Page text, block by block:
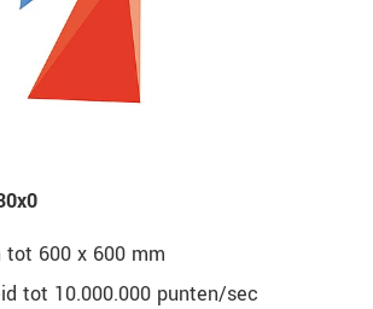
tot 600 x 600 mm
tot 10.000.000 punten/sec